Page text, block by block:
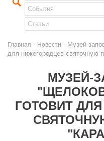
Главная - Новости - Музей-
для нижегородцев святочную
МУЗЕЙ-
ГОТОВИТ